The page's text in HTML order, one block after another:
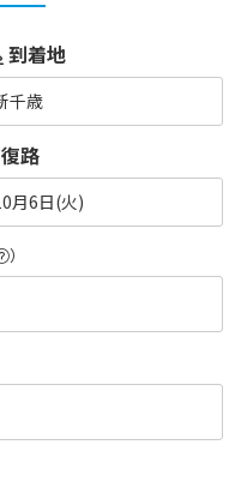
到着地
千歳
復路
月6日(火)
）